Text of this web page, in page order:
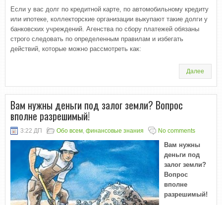
Если у вас долг по кредитной карте, по автомобильному кредиту
или ипотеке, коллекторские организации выкупают такие долги у
банковских учреждений. Агенства по сбору платежей обязаны
строго следовать по определенным правилам и избегать
действий, которые можно рассмотреть как:
Далее
Вам нужны деньги под залог земли? Вопрос
вполне разрешимый!
3:22 ДП Обо всем финансовые знания No comments
Вам нужны
деньги под
залог земли?
Вопрос
вполне
разрешимый!